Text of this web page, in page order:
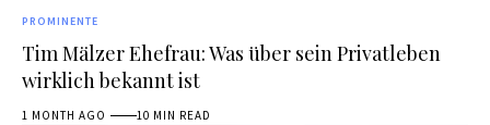
PROMINENTE
Tim Mälzer Ehefrau: Was über sein Privatleben
wirklich bekannt ist
1 MONTH AGO 10 MIN READ